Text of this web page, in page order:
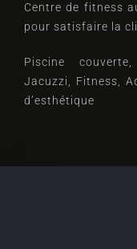
Centre de fitness
pour satisfaire la
Piscine
Jacuzzi, Fitness,
d’esthétique